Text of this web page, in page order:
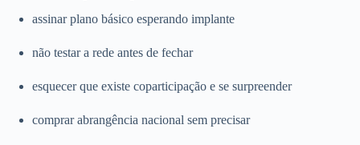
assinar plano básico esperando implante
não testar a rede antes de fechar
esquecer que existe coparticipação e se surpreender
comprar abrangência nacional sem precisar